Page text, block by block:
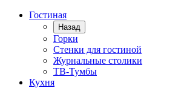
Гостиная
Назад
Горки
Стенки для гостиной
Журнальные столики
TВ-Тумбы
Кухня